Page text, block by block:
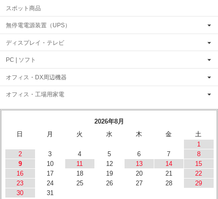
スポット商品
無停電電源装置（UPS）
ディスプレイ・テレビ
PC | ソフト
オフィス・DX周辺機器
オフィス・工場用家電
2026年8月
日
月 火 水 木 金
土
1
2
3 4 5 6 7
8
9
10 11 12 13 14
15
16
17 18 19 20 21
22
23
24 25 26 27 28
29
30
31